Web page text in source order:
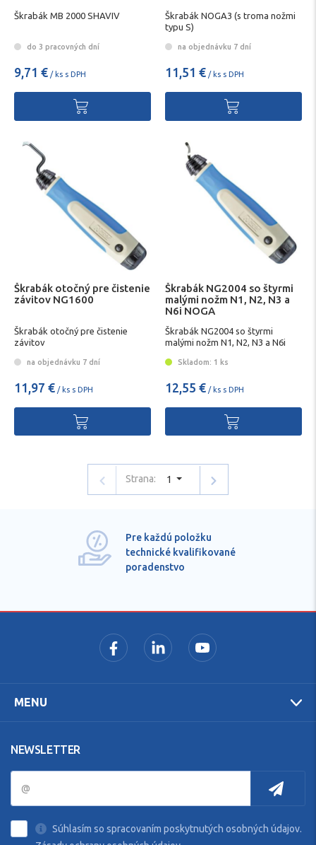
Škrabák MB 2000 SHAVIV
do 3 pracovných dní
9,71 € / ks s DPH
Škrabák NOGA3 (s troma nožmi
typu S)
na objednávku 7 dní
11,51 € / ks s DPH
Škrabák otočný pre čistenie
závitov NG1600
Škrabák otočný pre čistenie
závitov
na objednávku 7 dní
11,97 € / ks s DPH
Škrabák NG2004 so štyrmi
malými nožm N1, N2, N3 a
N6i NOGA
Škrabák NG2004 so štyrmi
malými nožm N1, N2, N3 a N6i
Skladom: 1 ks
12,55 € / ks s DPH
Strana: 1
Pre každú položku
technické kvalifikované
poradenstvo
MENU
NEWSLETTER
Súhlasím so spracovaním poskytnutých osobných údajov.